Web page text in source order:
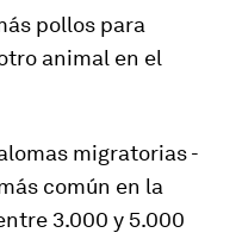
pollos para
animal en el
migratorias -
común en la
3.000 y 5.000